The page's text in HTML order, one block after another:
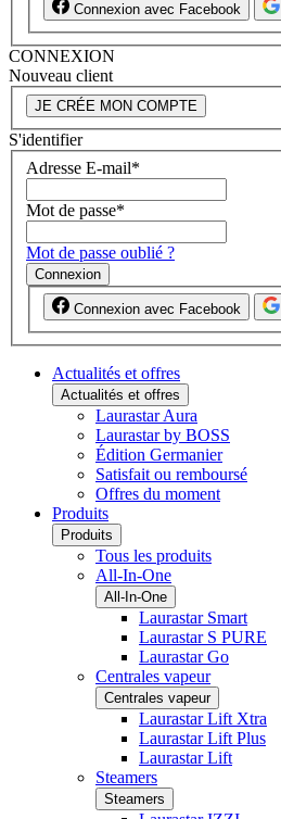
Connexion avec Facebook
CONNEXION
Nouveau client
JE CRÉE MON COMPTE
S'identifier
Adresse E-mail*
Mot de passe*
Mot de passe oublié ?
Connexion
Connexion avec Facebook
Actualités et offres
Actualités et offres
Laurastar Aura
Laurastar by BOSS
Édition Germanier
Satisfait ou remboursé
Offres du moment
Produits
Produits
Tous les produits
All-In-One
All-In-One
Laurastar Smart
Laurastar S PURE
Laurastar Go
Centrales vapeur
Centrales vapeur
Laurastar Lift Xtra
Laurastar Lift Plus
Laurastar Lift
Steamers
Steamers